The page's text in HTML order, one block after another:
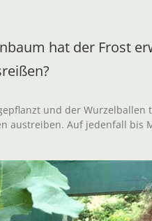
hat der Frost
und der Wurzelballen
austreiben. Auf jedenfall bis